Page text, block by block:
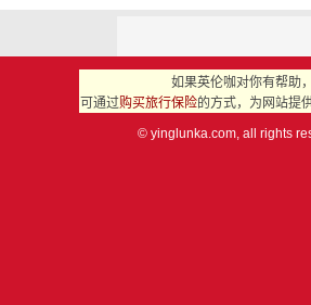
如果英伦咖对你有帮助，
可通过购买旅行保险的方式，为网站提
© yinglunka.com, all rights